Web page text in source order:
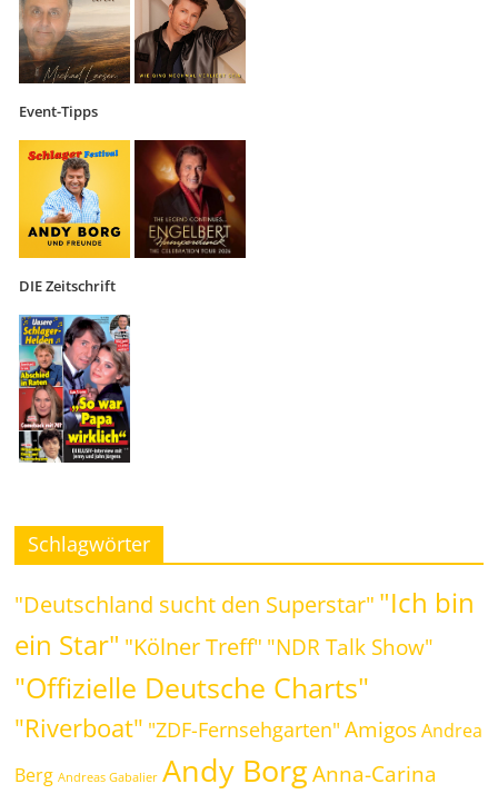
Event-Tipps
DIE Zeitschrift
Schlagwörter
"Deutschland sucht den Superstar" "Ich bin
ein Star" "Kölner Treff" "NDR Talk Show"
"Offizielle Deutsche Charts"
"Riverboat" "ZDF-Fernsehgarten" Amigos Andrea
Berg Andreas Gabalier Andy Borg Anna-Carina